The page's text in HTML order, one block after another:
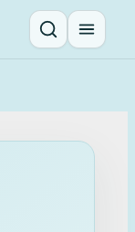
Suche öffnen
Menü